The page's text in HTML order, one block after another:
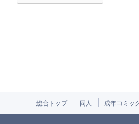
総合トップ 同人 成年コミッ